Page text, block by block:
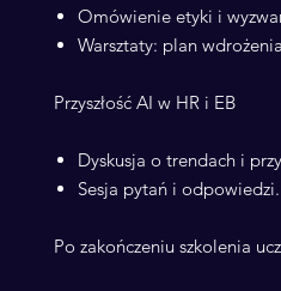
Omówienie etyki i
Warsztaty: plan
Przyszłość AI w HR i EB
Dyskusja o trendach i
Sesja pytań i odpowiedzi.
Po zakończeniu szkolenia